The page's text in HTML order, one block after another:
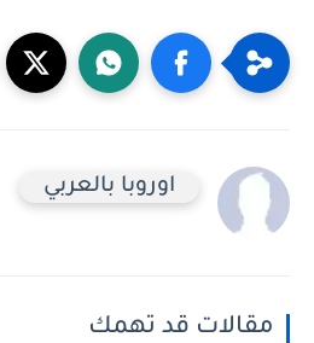
اوروبا بالعربي
مقالات قد تهمك